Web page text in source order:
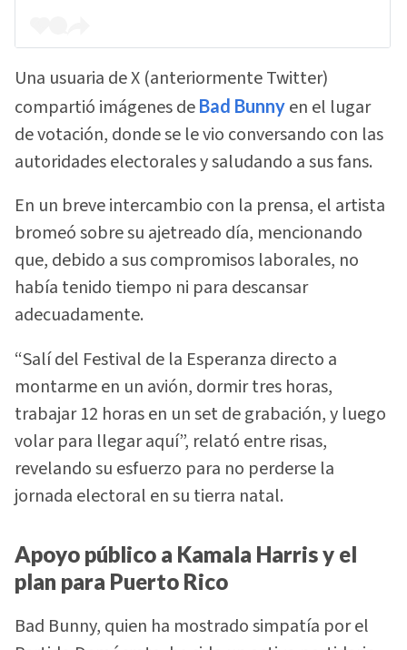
Una usuaria de X (anteriormente Twitter)
compartió imágenes de Bad Bunny en el lugar
de votación, donde se le vio conversando con las
autoridades electorales y saludando a sus fans.
En un breve intercambio con la prensa, el artista
bromeó sobre su ajetreado día, mencionando
que, debido a sus compromisos laborales, no
había tenido tiempo ni para descansar
adecuadamente.
“Salí del Festival de la Esperanza directo a
montarme en un avión, dormir tres horas,
trabajar 12 horas en un set de grabación, y luego
volar para llegar aquí”, relató entre risas,
revelando su esfuerzo para no perderse la
jornada electoral en su tierra natal.
Apoyo público a Kamala Harris y el
plan para Puerto Rico
Bad Bunny, quien ha mostrado simpatía por el